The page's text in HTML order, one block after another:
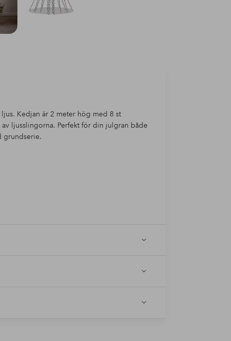
Kedjan är 2 meter hög med 8 st
ljusslingorna. Perfekt för din julgran både
grundserie.